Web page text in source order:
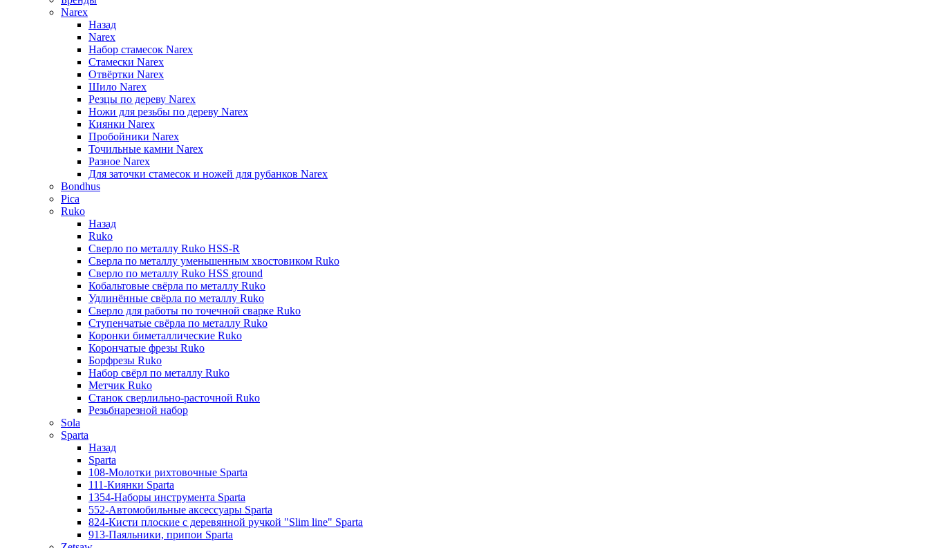
Narex
Назад
Narex
Набор стамесок Narex
Стамески Narex
Отвёртки Narex
Шило Narex
Резцы по дереву Narex
Ножи для резьбы по дереву Narex
Киянки Narex
Пробойники Narex
Точильные камни Narex
Разное Narex
Для заточки стамесок и ножей для рубанков Narex
Bondhus
Pica
Ruko
Назад
Ruko
Сверло по металлу Ruko HSS-R
Сверла по металлу уменьшенным хвостовиком Ruko
Сверло по металлу Ruko HSS ground
Кобальтовые свёрла по металлу Ruko
Удлинённые свёрла по металлу Ruko
Сверло для работы по точечной сварке Ruko
Ступенчатые свёрла по металлу Ruko
Коронки биметаллические Ruko
Корончатые фрезы Ruko
Борфрезы Ruko
Набор свёрл по металлу Ruko
Метчик Ruko
Станок сверлильно-расточной Ruko
Резьбнарезной набор
Sola
Sparta
Назад
Sparta
108-Молотки рихтовочные Sparta
111-Киянки Sparta
1354-Наборы инструмента Sparta
552-Автомобильные аксессуары Sparta
824-Кисти плоские с деревянной ручкой "Slim line" Sparta
913-Паяльники, припои Sparta